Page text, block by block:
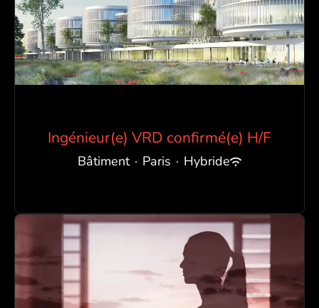
Ingénieur(e) VRD confirmé(e) H/F
Bâtiment · Paris · Hybride